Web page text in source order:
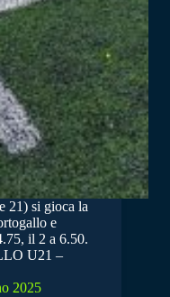
21) si gioca la
e
il 2 a 6.50.
U21 –
2025